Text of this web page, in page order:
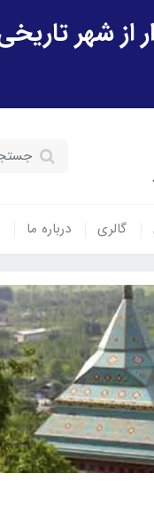
گالری درباره ما